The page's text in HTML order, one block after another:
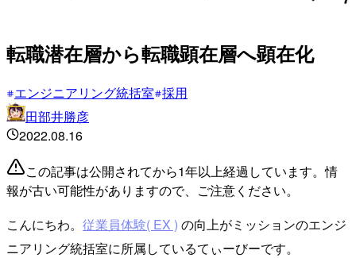
転職潜在層から転職顕在層へ顕在化
エンジニアリング統括室 採用
田部井勝彦
2022.08.16
この記事は公開されてから1年以上経過しています。情
報が古い可能性がありますので、ご注意ください。
こんにちわ。 従業員体験( EX ) の向上がミッションのエンジ
ニアリング統括室に所属しているてぃーびーです。